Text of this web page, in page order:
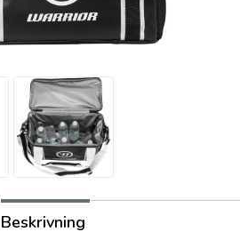
Beskrivning